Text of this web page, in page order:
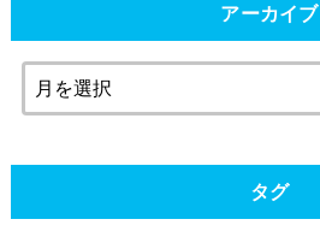
アーカイブ
タグ